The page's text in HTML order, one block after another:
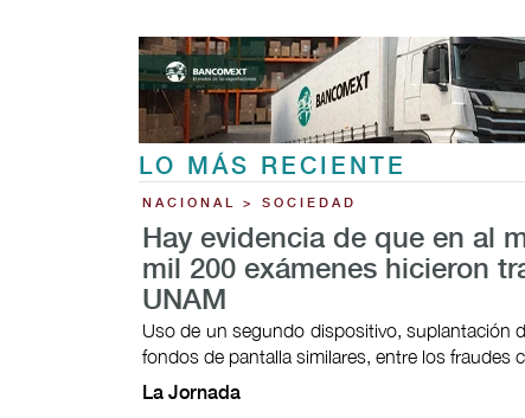
LO MÁS RECIENTE
NACIONAL > SOCIEDAD
Hay evidencia de que en al
mil 200 exámenes hicieron
UNAM
Uso de un segundo dispositivo, suplantación
fondos de pantalla similares, entre los fraudes
La Jornada